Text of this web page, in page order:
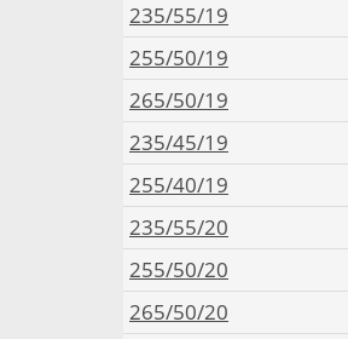
235/55/19
255/50/19
265/50/19
235/45/19
255/40/19
235/55/20
255/50/20
265/50/20